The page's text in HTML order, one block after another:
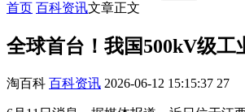
首页 百科资讯文章正文
全球首台！我国500kV级
淘百科 百科资讯 2026-06-12 15:15:37 27